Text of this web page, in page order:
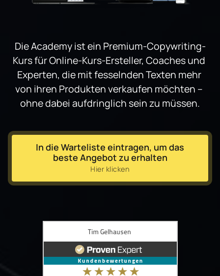
Die Academy ist ein Premium-Copywriting-
Kurs für Online-Kurs-Ersteller, Coaches und
Experten, die mit fesselnden Texten mehr
von ihren Produkten verkaufen möchten –
ohne dabei aufdringlich sein zu müssen.
In die Warteliste eintragen, um das
beste Angebot zu erhalten
Hier klicken